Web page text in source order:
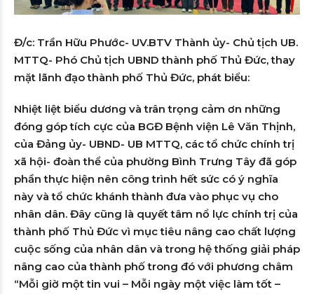
Đ/c: Trần Hữu Phước- UV.BTV Thành ủy- Chủ tịch UB.
MTTQ- Phó Chủ tịch UBND thành phố Thủ Đức, thay
mặt lãnh đạo thành phố Thủ Đức, phát biểu:
Nhiệt liệt biểu dương và trân trọng cảm ơn những
đóng góp tích cực của BGĐ Bệnh viện Lê Văn Thịnh,
của Đảng ủy- UBND- UB MTTQ, các tổ chức chính trị
xã hội- đoàn thể của phường Bình Trưng Tây đã góp
phần thực hiện nên công trình hết sức có ý nghĩa
này và tổ chức khánh thành đưa vào phục vụ cho
nhân dân. Đây cũng là quyết tâm nổ lực chính trị của
thành phố Thủ Đức vì mục tiêu nâng cao chất lượng
cuộc sống của nhân dân và trong hệ thống giải pháp
nâng cao của thành phố trong đó với phương châm
“Mỗi giờ một tin vui – Mỗi ngày một việc làm tốt –